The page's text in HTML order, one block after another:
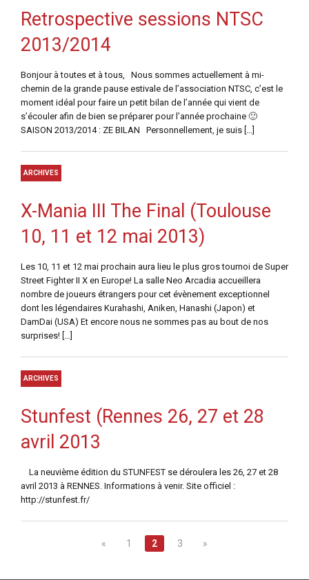
Retrospective sessions NTSC
2013/2014
Bonjour à toutes et à tous, Nous sommes actuellement à mi-
chemin de la grande pause estivale de l’association NTSC, c’est le
moment idéal pour faire un petit bilan de l’année qui vient de
s’écouler afin de bien se préparer pour l’année prochaine 🙂
SAISON 2013/2014 : ZE BILAN Personnellement, je suis […]
ARCHIVES
X-Mania III The Final (Toulouse
10, 11 et 12 mai 2013)
Les 10, 11 et 12 mai prochain aura lieu le plus gros tournoi de Super
Street Fighter II X en Europe! La salle Neo Arcadia accueillera
nombre de joueurs étrangers pour cet évènement exceptionnel
dont les légendaires Kurahashi, Aniken, Hanashi (Japon) et
DamDai (USA) Et encore nous ne sommes pas au bout de nos
surprises! […]
ARCHIVES
Stunfest (Rennes 26, 27 et 28
avril 2013
La neuvième édition du STUNFEST se déroulera les 26, 27 et 28
avril 2013 à RENNES. Informations à venir. Site officiel :
http://stunfest.fr/
« 1 2 3 »